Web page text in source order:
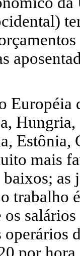
Européia
Estônia,
mais
as
trabalho
os